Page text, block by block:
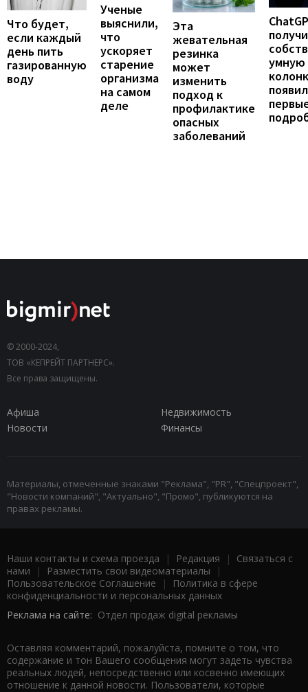
Что будет,
если каждый
день пить
газированную
воду
Ученые
выяснили,
что
ускоряет
старение
организма
на самом
деле
Эта
жевательная
резинка
может
изменить
подход к
профилактике
опасных
заболеваний
умную
© 2000-2024,
ТОВ «КЕПРЕЙТ ПАРТНЕРС».
Все права защищены.
Афиша
Недвижимость
Новости
Финансы
Материалы, отмеченные знаками "Реклама", "PR", "Спецпроект",
"Новости компаний", "Актуально", "Промо", публикуются на
правах рекламы.
Наши контакты и схема проезда | Редакция | Связаться с
нами | Разместить свои видеоматериалы |
Пользовательское Соглашение |
Политика в сфере
конфиденциальности и персональных данных
Реклама на сайте: Отдел продаж digital рекламы
Оставляя комментарий, пожалуйста, помните о том, что
содержание и тон Вашего сообщения могут задеть чувства
реальных людей, непосредственно или косвенно имеющих
отношение к данной новости. Пользователи, которые